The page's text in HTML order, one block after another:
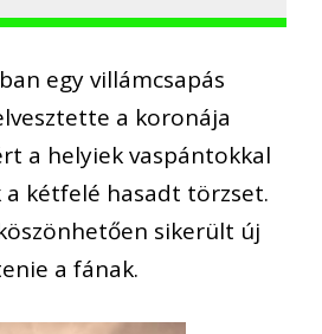
egy villámcsapás
a koronája
a helyiek vaspántokkal
a kétfelé hasadt törzset.
sikerült új
a fának.